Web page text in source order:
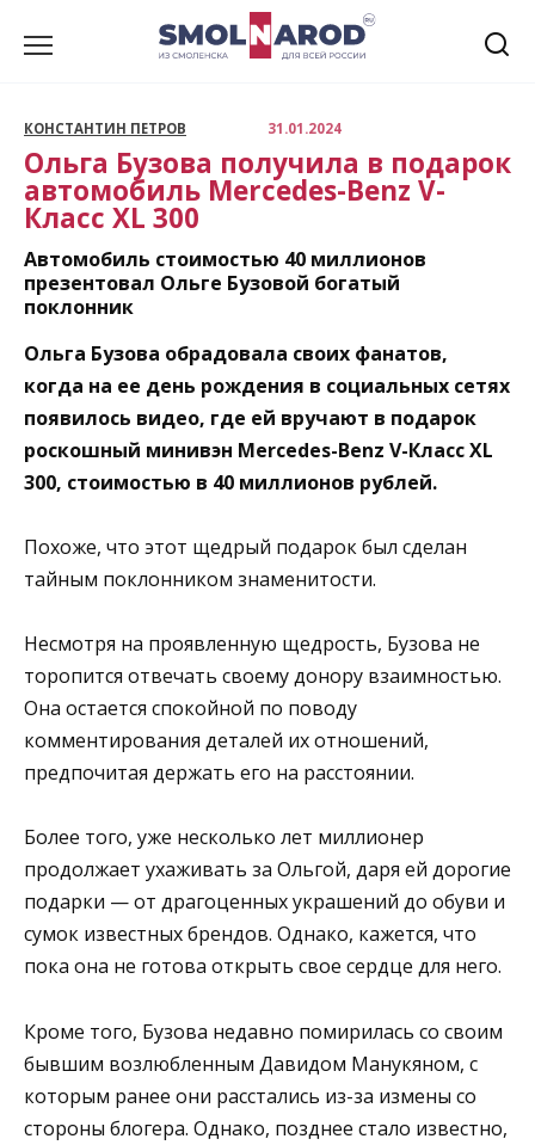
КОНСТАНТИН ПЕТРОВ 31.01.2024
Ольга Бузова получила в подарок
автомобиль Mercedes-Benz V-
Класс XL 300
Автомобиль стоимостью 40 миллионов
презентовал Ольге Бузовой богатый
поклонник
Ольга Бузова обрадовала своих фанатов,
когда на ее день рождения в социальных сетях
появилось видео, где ей вручают в подарок
роскошный минивэн Mercedes-Benz V-Класс XL
300, стоимостью в 40 миллионов рублей.
Похоже, что этот щедрый подарок был сделан
тайным поклонником знаменитости.
Несмотря на проявленную щедрость, Бузова не
торопится отвечать своему донору взаимностью.
Она остается спокойной по поводу
комментирования деталей их отношений,
предпочитая держать его на расстоянии.
Более того, уже несколько лет миллионер
продолжает ухаживать за Ольгой, даря ей дорогие
подарки — от драгоценных украшений до обуви и
сумок известных брендов. Однако, кажется, что
пока она не готова открыть свое сердце для него.
Кроме того, Бузова недавно помирилась со своим
бывшим возлюбленным Давидом Манукяном, с
которым ранее они расстались из-за измены со
стороны блогера. Однако, позднее стало известно,